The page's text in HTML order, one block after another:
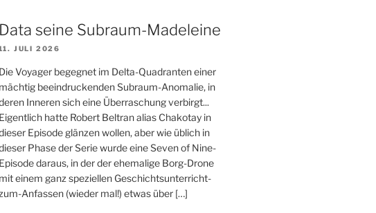
Data seine Subraum-Madeleine
JULI 2026
Die Voyager begegnet im Delta-Quadranten einer
mächtig beeindruckenden Subraum-Anomalie, in
Inneren sich eine Überraschung verbirgt...
Eigentlich hatte Robert Beltran alias Chakotay in
Episode glänzen wollen, aber wie üblich in
Phase der Serie wurde eine Seven of Nine-
Episode daraus, in der der ehemalige Borg-Drone
mit einem ganz speziellen Geschichtsunterricht-
zum-Anfassen (wieder mal!) etwas über […]